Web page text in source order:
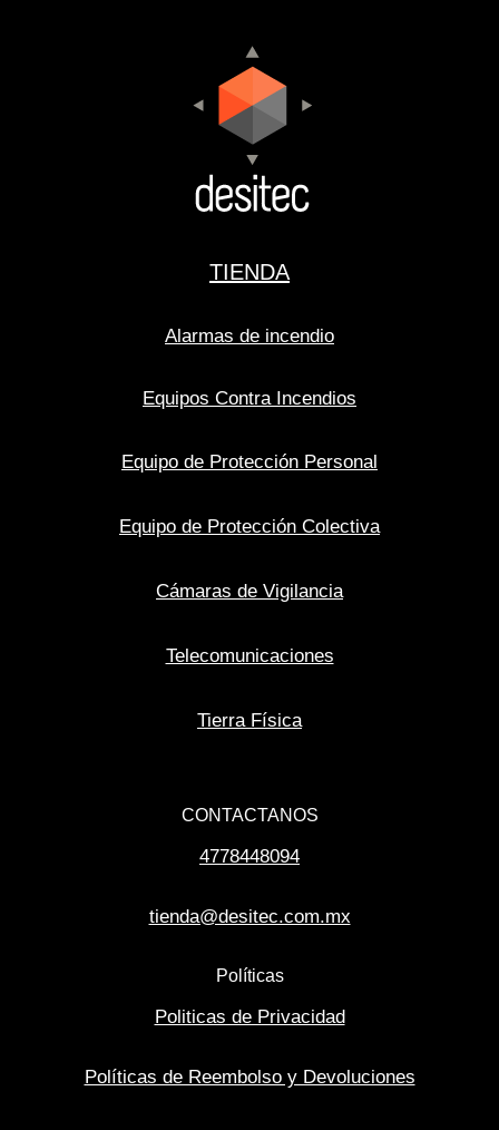
TIENDA
Alarmas de incendio
Equipos Contra Incendios
Equipo de Protección Personal
Equipo de Protección Colectiva
Cámaras de Vigilancia
Telecomunicaciones
Tierra Física
CONTACTANOS
4778448094
tienda@desitec.com.mx
Políticas
Politicas de Privacidad
Políticas de Reembolso y Devoluciones